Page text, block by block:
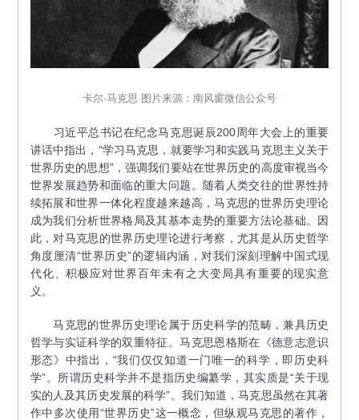
卡尔·马克思 图片来源：南风窗微信公众号
习近平总书记在纪念马克思诞辰200周年大会上的重要
讲话中指出，“学习马克思，就要学习和实践马克思主义关于
世界历史的思想”，强调我们要站在世界历史的高度审视当今
世界发展趋势和面临的重大问题。随着人类交往的世界性持
续拓展和世界一体化程度越来越高，马克思的世界历史理论
成为我们分析世界格局及其基本走势的重要方法论基础。因
此，对马克思的世界历史理论进行考察，尤其是从历史哲学
角度厘清“世界历史”的逻辑内涵，对我们深刻理解中国式现
代化、积极应对世界百年未有之大变局具有重要的现实意
义。
马克思的世界历史理论属于历史科学的范畴，兼具历史
哲学与实证科学的双重特征。马克思恩格斯在《德意志意识
形态》中指出，“我们仅仅知道一门唯一的科学，即历史科
学”。所谓历史科学并不是指历史编纂学，其实质是“关于现
实的人及其历史发展的科学”。我们知道，马克思虽然在其著
作中多次使用“世界历史”这一概念，但纵观马克思的著作，